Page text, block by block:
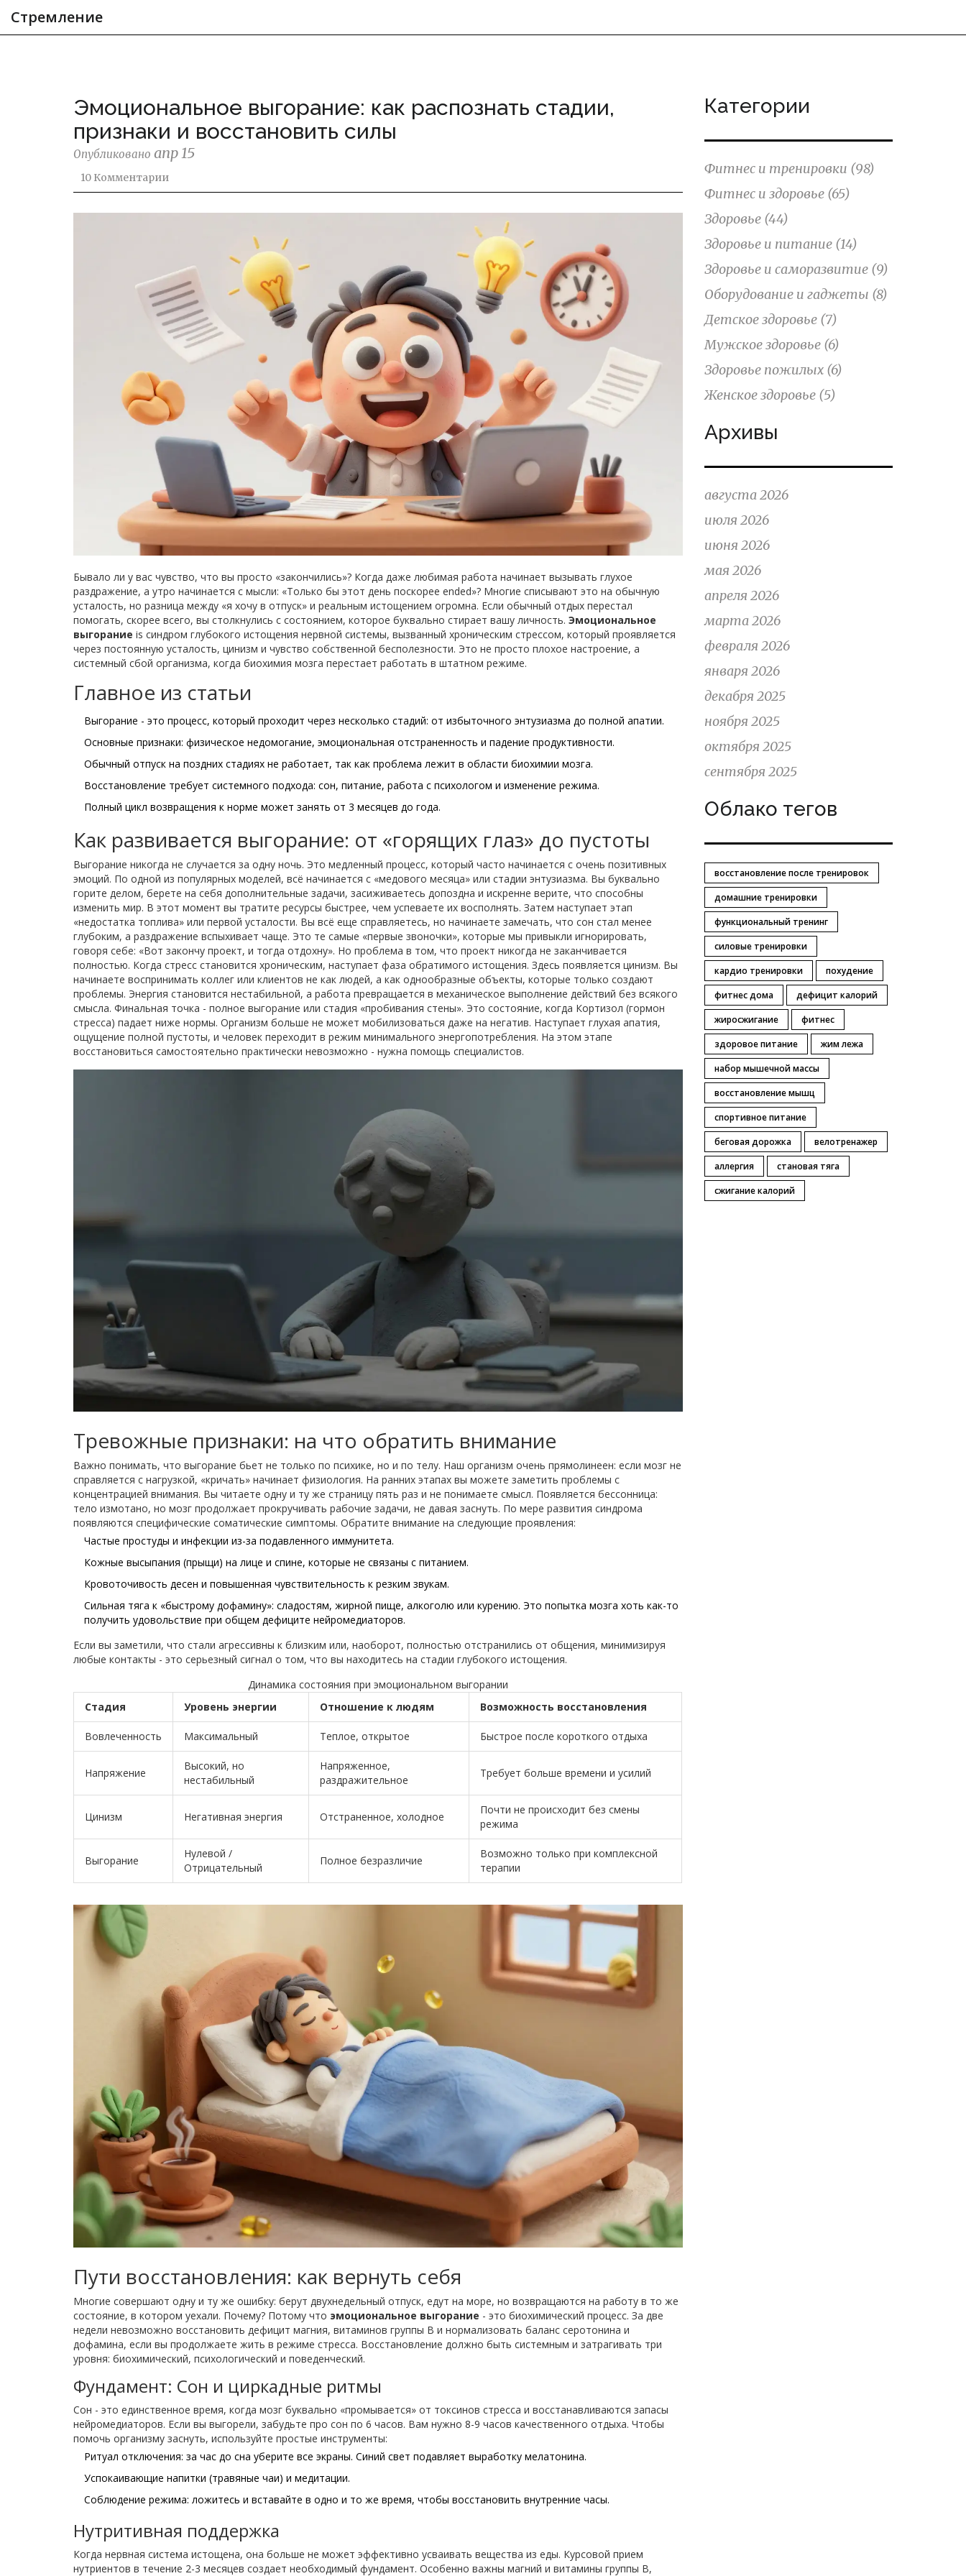
Стремление
Эмоциональное выгорание: как распознать стадии,
признаки и восстановить силы
Опубликовано апр 15
10 Комментарии
Бывало ли у вас чувство, что вы просто «закончились»? Когда даже любимая работа начинает вызывать глухое
раздражение, а утро начинается с мысли: «Только бы этот день поскорее ended»? Многие списывают это на обычную
усталость, но разница между «я хочу в отпуск» и реальным истощением огромна. Если обычный отдых перестал
помогать, скорее всего, вы столкнулись с состоянием, которое буквально стирает вашу личность. Эмоциональное
выгорание is синдром глубокого истощения нервной системы, вызванный хроническим стрессом, который проявляется
через постоянную усталость, цинизм и чувство собственной бесполезности. Это не просто плохое настроение, а
системный сбой организма, когда биохимия мозга перестает работать в штатном режиме.
Главное из статьи
Выгорание - это процесс, который проходит через несколько стадий: от избыточного энтузиазма до полной апатии.
Основные признаки: физическое недомогание, эмоциональная отстраненность и падение продуктивности.
Обычный отпуск на поздних стадиях не работает, так как проблема лежит в области биохимии мозга.
Восстановление требует системного подхода: сон, питание, работа с психологом и изменение режима.
Полный цикл возвращения к норме может занять от 3 месяцев до года.
Как развивается выгорание: от «горящих глаз» до пустоты
Выгорание никогда не случается за одну ночь. Это медленный процесс, который часто начинается с очень позитивных
эмоций. По одной из популярных моделей, всё начинается с «медового месяца» или стадии энтузиазма. Вы буквально
горите делом, берете на себя дополнительные задачи, засиживаетесь допоздна и искренне верите, что способны
изменить мир. В этот момент вы тратите ресурсы быстрее, чем успеваете их восполнять. Затем наступает этап
«недостатка топлива» или первой усталости. Вы всё еще справляетесь, но начинаете замечать, что сон стал менее
глубоким, а раздражение вспыхивает чаще. Это те самые «первые звоночки», которые мы привыкли игнорировать,
говоря себе: «Вот закончу проект, и тогда отдохну». Но проблема в том, что проект никогда не заканчивается
полностью. Когда стресс становится хроническим, наступает фаза обратимого истощения. Здесь появляется цинизм. Вы
начинаете воспринимать коллег или клиентов не как людей, а как однообразные объекты, которые только создают
проблемы. Энергия становится нестабильной, а работа превращается в механическое выполнение действий без всякого
смысла. Финальная точка - полное выгорание или стадия «пробивания стены». Это состояние, когда Кортизол (гормон
стресса) падает ниже нормы. Организм больше не может мобилизоваться даже на негатив. Наступает глухая апатия,
ощущение полной пустоты, и человек переходит в режим минимального энергопотребления. На этом этапе
восстановиться самостоятельно практически невозможно - нужна помощь специалистов.
Тревожные признаки: на что обратить внимание
Важно понимать, что выгорание бьет не только по психике, но и по телу. Наш организм очень прямолинеен: если мозг не
справляется с нагрузкой, «кричать» начинает физиология. На ранних этапах вы можете заметить проблемы с
концентрацией внимания. Вы читаете одну и ту же страницу пять раз и не понимаете смысл. Появляется бессонница:
тело измотано, но мозг продолжает прокручивать рабочие задачи, не давая заснуть. По мере развития синдрома
появляются специфические соматические симптомы. Обратите внимание на следующие проявления:
Частые простуды и инфекции из-за подавленного иммунитета.
Кожные высыпания (прыщи) на лице и спине, которые не связаны с питанием.
Кровоточивость десен и повышенная чувствительность к резким звукам.
Сильная тяга к «быстрому дофамину»: сладостям, жирной пище, алкоголю или курению. Это попытка мозга хоть как-то
получить удовольствие при общем дефиците нейромедиаторов.
Если вы заметили, что стали агрессивны к близким или, наоборот, полностью отстранились от общения, минимизируя
любые контакты - это серьезный сигнал о том, что вы находитесь на стадии глубокого истощения.
Динамика состояния при эмоциональном выгорании
Стадия
Уровень энергии Отношение к людям Возможность восстановления
Вовлеченность Максимальный Теплое, открытое Быстрое после короткого отдыха
Напряжение
Высокий, но
нестабильный
Напряженное,
раздражительное
Требует больше времени и усилий
Цинизм Негативная энергия Отстраненное, холодное
Почти не происходит без смены
режима
Выгорание
Нулевой /
Отрицательный
Полное безразличие
Возможно только при комплексной
терапии
Пути восстановления: как вернуть себя
Многие совершают одну и ту же ошибку: берут двухнедельный отпуск, едут на море, но возвращаются на работу в то же
состояние, в котором уехали. Почему? Потому что эмоциональное выгорание - это биохимический процесс. За две
недели невозможно восстановить дефицит магния, витаминов группы B и нормализовать баланс серотонина и
дофамина, если вы продолжаете жить в режиме стресса. Восстановление должно быть системным и затрагивать три
уровня: биохимический, психологический и поведенческий.
Фундамент: Сон и циркадные ритмы
Сон - это единственное время, когда мозг буквально «промывается» от токсинов стресса и восстанавливаются запасы
нейромедиаторов. Если вы выгорели, забудьте про сон по 6 часов. Вам нужно 8-9 часов качественного отдыха. Чтобы
помочь организму заснуть, используйте простые инструменты:
Ритуал отключения: за час до сна уберите все экраны. Синий свет подавляет выработку мелатонина.
Успокаивающие напитки (травяные чаи) и медитации.
Соблюдение режима: ложитесь и вставайте в одно и то же время, чтобы восстановить внутренние часы.
Нутритивная поддержка
Когда нервная система истощена, она больше не может эффективно усваивать вещества из еды. Курсовой прием
нутриентов в течение 2-3 месяцев создает необходимый фундамент. Особенно важны магний и витамины группы B,
Категории
Фитнес и тренировки (98)
Фитнес и здоровье (65)
Здоровье (44)
Здоровье и питание (14)
Здоровье и саморазвитие (9)
Оборудование и гаджеты (8)
Детское здоровье (7)
Мужское здоровье (6)
Здоровье пожилых (6)
Женское здоровье (5)
Архивы
августа 2026
июля 2026
июня 2026
мая 2026
апреля 2026
марта 2026
февраля 2026
января 2026
декабря 2025
ноября 2025
октября 2025
сентября 2025
Облако тегов
восстановление после тренировок
домашние тренировки
функциональный тренинг
силовые тренировки
кардио тренировки
похудение
фитнес дома
дефицит калорий
жиросжигание
фитнес
здоровое питание
жим лежа
набор мышечной массы
восстановление мышц
спортивное питание
беговая дорожка
велотренажер
аллергия
становая тяга
сжигание калорий